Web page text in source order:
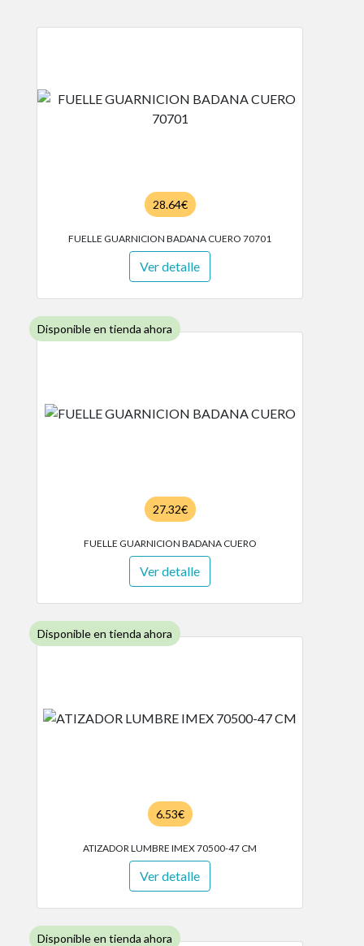
28.64€
FUELLE GUARNICION BADANA CUERO 70701
Ver detalle
Disponible en tienda ahora
27.32€
FUELLE GUARNICION BADANA CUERO
Ver detalle
Disponible en tienda ahora
6.53€
ATIZADOR LUMBRE IMEX 70500-47 CM
Ver detalle
Disponible en tienda ahora